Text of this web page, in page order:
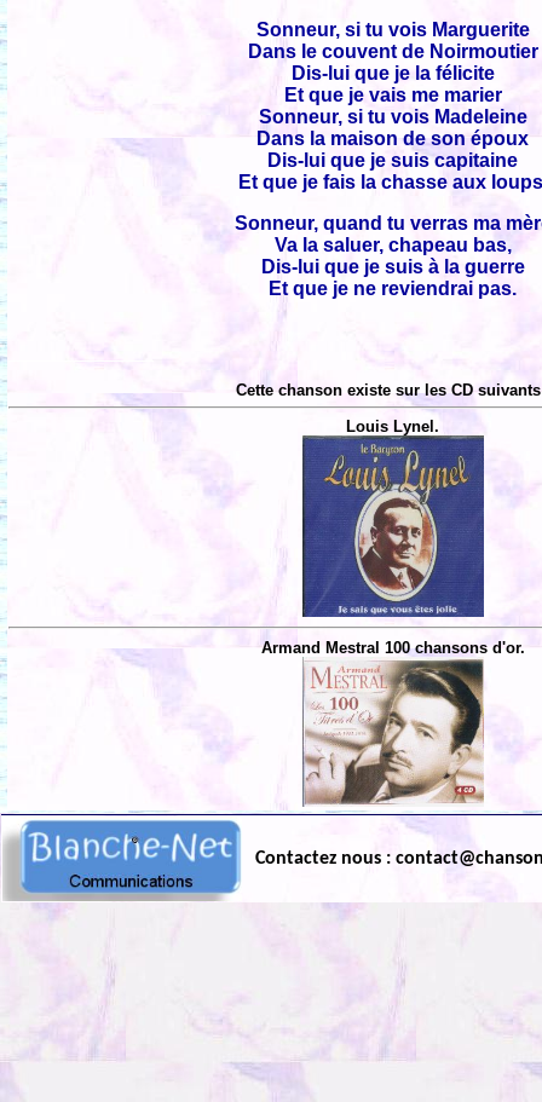
Sonneur, si tu vois Marguerite
Dans le couvent de Noirmoutier
Dis-lui que je la félicite
Et que je vais me marier
Sonneur, si tu vois Madeleine
Dans la maison de son époux
Dis-lui que je suis capitaine
Et que je fais la chasse aux
Sonneur, quand tu verras ma
Va la saluer, chapeau bas,
Dis-lui que je suis à la guerre
Et que je ne reviendrai pas.
Cette chanson existe sur les CD
Louis Lynel.
Armand Mestral 100 chansons d'or.
Contactez nous :